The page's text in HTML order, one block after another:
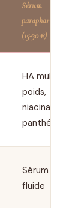
Sérum
parapharmacie
(15-30 €)
HA multi-
poids,
niacinamide,
panthénol
Sérum
fluide